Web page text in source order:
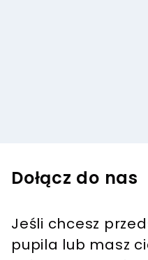
Dołącz do nas
Jeśli chcesz
pupila lub masz